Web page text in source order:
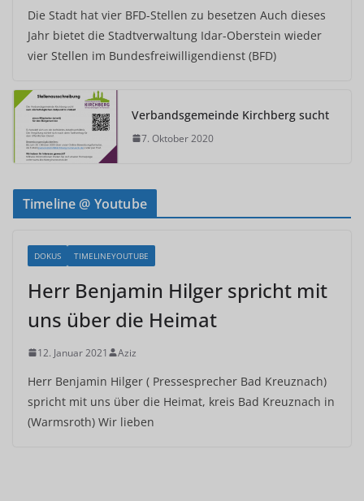
Die Stadt hat vier BFD-Stellen zu besetzen Auch dieses
Jahr bietet die Stadtverwaltung Idar-Oberstein wieder
vier Stellen im Bundesfreiwilligendienst (BFD)
Verbandsgemeinde Kirchberg sucht
7. Oktober 2020
Timeline @ Youtube
DOKUS TIMELINEYOUTUBE
Herr Benjamin Hilger spricht mit
uns über die Heimat
12. Januar 2021 Aziz
Herr Benjamin Hilger ( Pressesprecher Bad Kreuznach)
spricht mit uns über die Heimat, kreis Bad Kreuznach in
(Warmsroth) Wir lieben